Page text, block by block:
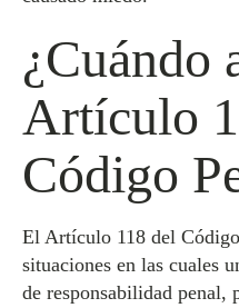
¿Cuándo
Artículo
Código
El Artículo 118 del
situaciones en las cuales
de responsabilidad penal,